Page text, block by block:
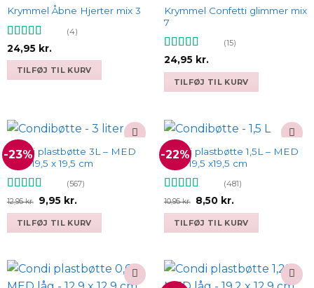
wishlist
Krymmel Åbne Hjerter mix 3
Vurderet
4.5ud af 5
(4)
24,95 kr.
TILFØJ TIL KURV
Krymmel Confetti glimmer mix
7
Vurderet
4.93ud af 5
(15)
24,95 kr.
TILFØJ TIL KURV
-23%
Add to
Condi plastbøtte 3L – MED
låg – 19,5 x 19,5 cm
Vurderet
4.93ud af 5
(567)
12,95kr.
Den
oprindelige
pris
var:
12,95 kr..
9,95 kr.Den
pris
er:
9,95 kr..
TILFØJ TIL KURV
-22%
Add to
Condi plastbøtte 1,5L – MED
låg – 19,5 x19,5 cm
Vurderet4.9
ud af 5
(481)
10,95kr.
Den
oprindelige
pris
var:
10,95 kr..
8,50 kr.Den
pris
er:
8,50 kr..
TILFØJ TIL KURV